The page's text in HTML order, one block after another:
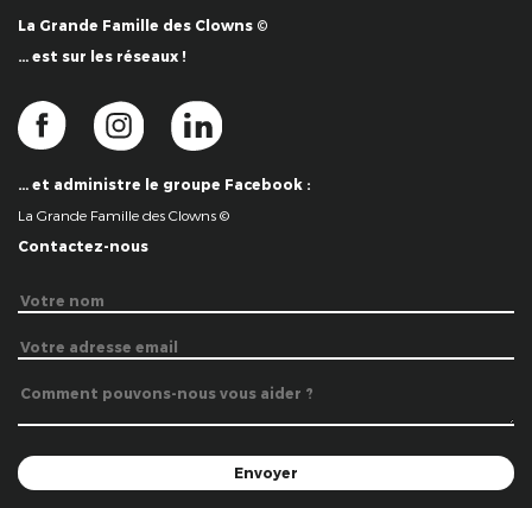
La Grande Famille des Clowns ©
… est sur les réseaux !
… et administre le groupe Facebook :
La Grande Famille des Clowns ©
Contactez-nous